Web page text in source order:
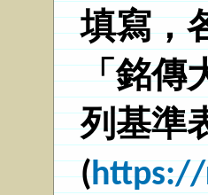
填寫，
「銘傳
列基準
(https://